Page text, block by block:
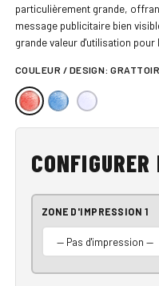
particulièrement grande,
message publicitaire bien
grande valeur d'utilisation
COULEUR / DESIGN:
ZONE D'IMPRESSION 1